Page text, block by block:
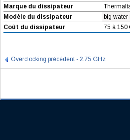
Marque du dissipateur
Modèle du dissipateur
big
Coût du dissipateur
75 à 150
Overclocking précédent - 2.75 GHz